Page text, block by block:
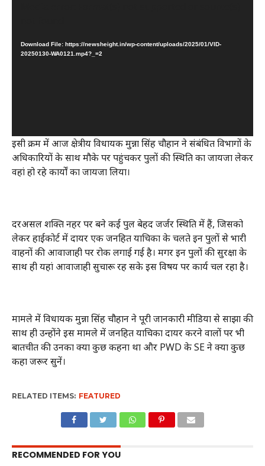
Download File: https://newsheight.in/wp-content/uploads/2025/01/VID-
20250130-WA0121.mp4?_=2
इसी क्रम में आज क्षेत्रीय विधायक मुन्ना सिंह चौहान ने संबंधित विभागों के
अधिकारियों के साथ मौके पर पहुंचकर पुलों की स्थिति का जायजा लेकर
वहां हो रहे कार्यों का जायजा लिया।
दरअसल शक्ति नहर पर बने कई पुल बेहद जर्जर स्थिति में हैं, जिसको
लेकर हाईकोर्ट में दायर एक जनहित याचिका के चलते इन पुलों से भारी
वाहनों की आवाजाही पर रोक लगाई गई है। मगर इन पुलों की सुरक्षा के
साथ ही यहां आवाजाही सुचारू रह सके इस विषय पर कार्य चल रहा है।
मामले में विधायक मुन्ना सिंह चौहान ने पूरी जानकारी मीडिया से साझा की
साथ ही उन्होंने इस मामले में जनहित याचिका दायर करने वालों पर भी
बातचीत की उनका क्या कुछ कहना था और PWD के SE ने क्या कुछ
कहा जरूर सुनें।
RELATED ITEMS: FEATURED
RECOMMENDED FOR YOU